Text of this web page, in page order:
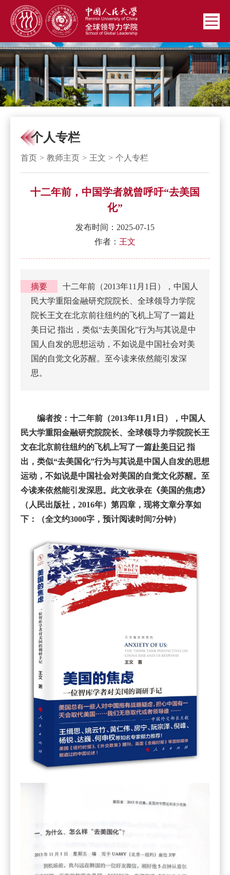
个人专栏
首页 > 教师主页 > 王文 > 个人专栏
十二年前，中国学者就曾呼吁“去美国
化”
发布时间：2025-07-15
作者： 王文
十二年前（2013年11月1日），中国人
民大学重阳金融研究院院长、全球领导力学院
院长王文在北京前往纽约的飞机上写了一篇赴
美日记 指出，类似“去美国化”行为与其说是中
国人自发的思想运动，不如说是中国社会对美
国的自觉文化苏醒。至今读来依然能引发深
思。
编者按：十二年前（2013年11月1日），中国人
民大学重阳金融研究院院长、全球领导力学院院长王
文在北京前往纽约的飞机上写了一篇赴美日记 指
出，类似“去美国化”行为与其说是中国人自发的思想
运动，不如说是中国社会对美国的自觉文化苏醒。至
今读来依然能引发深思。此文收录在 《美国的焦虑》
（人民出版社，2016年）第四章，现将文章分享如
下：（全文约3000字，预计阅读时间7分钟）